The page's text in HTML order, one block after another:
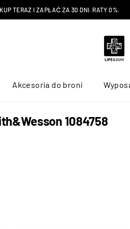
TERAZ I ZAPŁAĆ ZA 30 DNI. RATY 0%.
Akcesoria do broni
1084758